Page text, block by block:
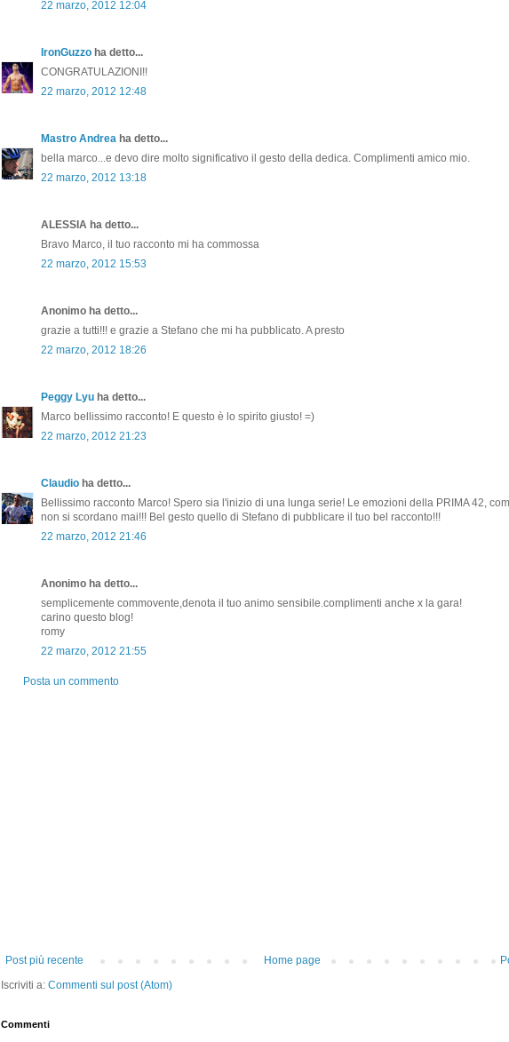
22 marzo, 2012 12:04
IronGuzzo ha detto...
CONGRATULAZIONI!!
22 marzo, 2012 12:48
Mastro Andrea ha detto...
bella marco...e devo dire molto significativo il gesto della dedica. Complimenti amico mio.
22 marzo, 2012 13:18
ALESSIA ha detto...
Bravo Marco, il tuo racconto mi ha commossa
22 marzo, 2012 15:53
Anonimo ha detto...
grazie a tutti!!! e grazie a Stefano che mi ha pubblicato. A presto
22 marzo, 2012 18:26
Peggy Lyu ha detto...
Marco bellissimo racconto! E questo è lo spirito giusto! =)
22 marzo, 2012 21:23
Claudio ha detto...
Bellissimo racconto Marco! Spero sia l'inizio di una lunga serie! Le emozioni della PRIMA 42,
non si scordano mai!!! Bel gesto quello di Stefano di pubblicare il tuo bel racconto!!!
22 marzo, 2012 21:46
Anonimo ha detto...
semplicemente commovente,denota il tuo animo sensibile.complimenti anche x la gara!
carino questo blog!
romy
22 marzo, 2012 21:55
Posta un commento
Post più recente
Home page
Iscriviti a: Commenti sul post (Atom)
Commenti